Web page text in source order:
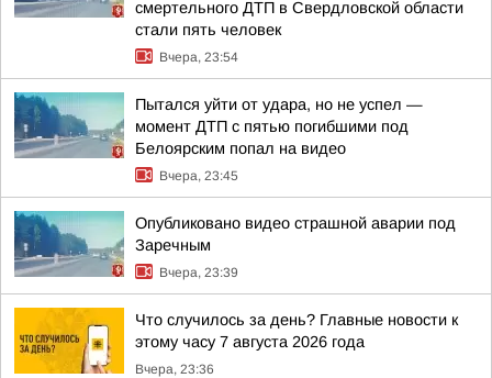
смертельного ДТП в Свердловской области
стали пять человек
Вчера, 23:54
Пытался уйти от удара, но не успел —
момент ДТП с пятью погибшими под
Белоярским попал на видео
Вчера, 23:45
Опубликовано видео страшной аварии под
Заречным
Вчера, 23:39
Что случилось за день? Главные новости к
этому часу 7 августа 2026 года
Вчера, 23:36